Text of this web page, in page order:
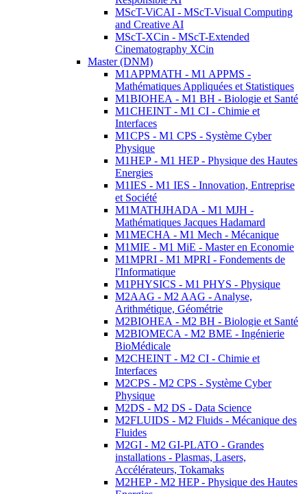
MScT-ViCAI - MScT-Visual Computing
and Creative AI
MScT-XCin - MScT-Extended
Cinematography XCin
Master (DNM)
M1APPMATH - M1 APPMS -
Mathématiques Appliquées et Statistiques
M1BIOHEA - M1 BH - Biologie et Santé
M1CHEINT - M1 CI - Chimie et
Interfaces
M1CPS - M1 CPS - Système Cyber
Physique
M1HEP - M1 HEP - Physique des Hautes
Energies
M1IES - M1 IES - Innovation, Entreprise
et Société
M1MATHJHADA - M1 MJH -
Mathématiques Jacques Hadamard
M1MECHA - M1 Mech - Mécanique
M1MIE - M1 MiE - Master en Economie
M1MPRI - M1 MPRI - Fondements de
l'Informatique
M1PHYSICS - M1 PHYS - Physique
M2AAG - M2 AAG - Analyse,
Arithmétique, Géométrie
M2BIOHEA - M2 BH - Biologie et Santé
M2BIOMECA - M2 BME - Ingénierie
BioMédicale
M2CHEINT - M2 CI - Chimie et
Interfaces
M2CPS - M2 CPS - Système Cyber
Physique
M2DS - M2 DS - Data Science
M2FLUIDS - M2 Fluids - Mécanique des
Fluides
M2GI - M2 GI-PLATO - Grandes
installations - Plasmas, Lasers,
Accélérateurs, Tokamaks
M2HEP - M2 HEP - Physique des Hautes